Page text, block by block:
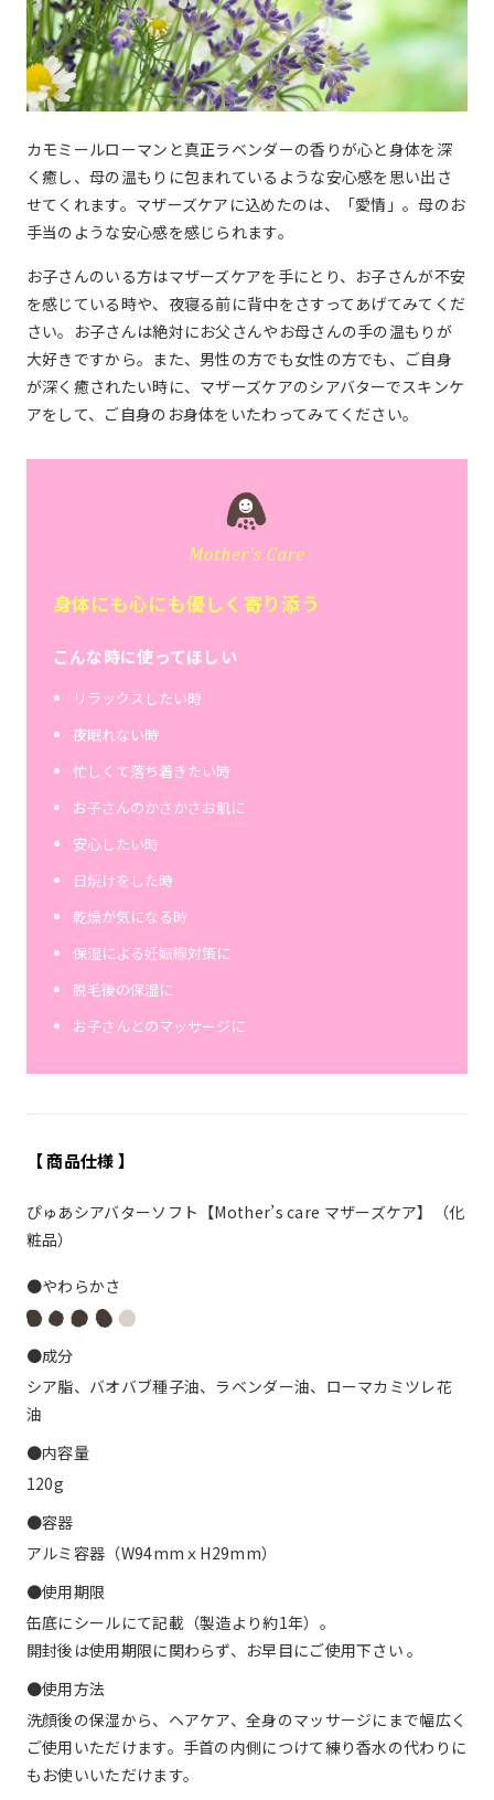
カモミールローマンと真正ラベンダーの香りが心と身体を深
く癒し、母の温もりに包まれているような安心感を思い出さ
せてくれます。マザーズケアに込めたのは、「愛情」。母のお
手当のような安心感を感じられます。
お子さんのいる方はマザーズケアを手にとり、お子さんが不安
を感じている時や、夜寝る前に背中をさすってあげてみてくだ
さい。お子さんは絶対にお父さんやお母さんの手の温もりが
大好きですから。また、男性の方でも女性の方でも、ご自身
が深く癒されたい時に、マザーズケアのシアバターでスキンケ
アをして、ご自身のお身体をいたわってみてください。
身体にも心にも優しく寄り添う
こんな時に使ってほしい
リラックスしたい時
夜眠れない時
忙しくて落ち着きたい時
お子さんのかさかさお肌に
安心したい時
日焼けをした時
乾燥が気になる時
保湿による妊娠線対策に
脱毛後の保湿に
お子さんとのマッサージに
【 商品仕様 】
ぴゅあシアバターソフト【Mother’s care マザーズケア】（化
粧品）
●やわらかさ
●成分
シア脂、バオバブ種子油、ラベンダー油、ローマカミツレ花
油
●内容量
120g
●容器
アルミ容器（W94mmｘH29mm）
●使用期限
缶底にシールにて記載（製造より約1年）。
開封後は使用期限に関わらず、お早目にご使用下さい 。
●使用方法
洗顔後の保湿から、ヘアケア、全身のマッサージにまで幅広く
ご使用いただけます。手首の内側につけて練り香水の代わりに
もお使いいただけます。